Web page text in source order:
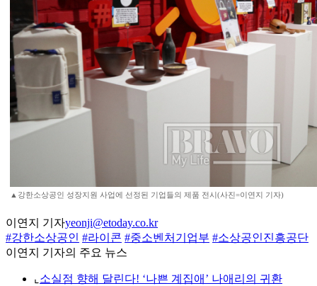
▲강한소상공인 성장지원 사업에 선정된 기업들의 제품 전시(사진=이연지 기자)
이연지 기자yeonji@etoday.co.kr
#강한소상공인 #라이콘 #중소벤처기업부 #소상공인진흥공단
이연지 기자의 주요 뉴스
⌞ 소실점 향해 달린다! ‘나쁜 계집애’ 나애리의 귀환